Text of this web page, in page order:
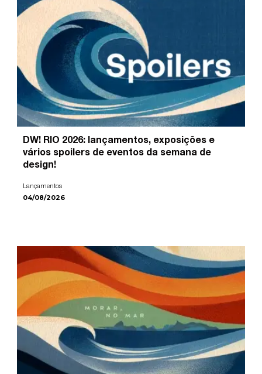
DW! RIO 2026: lançamentos, exposições e
vários spoilers de eventos da semana de
design!
Lançamentos
04/08/2026